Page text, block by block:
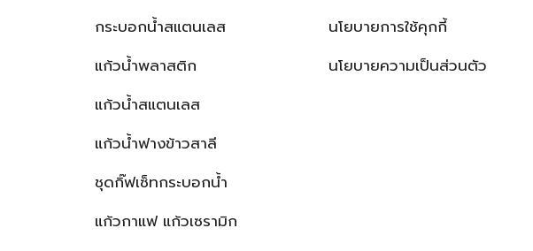
กระบอกน้ำสแตนเลส
แก้วน้ำพลาสติก
แก้วน้ำสแตนเลส
แก้วน้ำฟางข้าวสาลี
ชุดกิ๊ฟเซ็ทกระบอกน้ำ
แก้วกาแฟ แก้วเซรามิก
นโยบายการใช้คุกกี้
นโยบายความเป็นส่วนตัว